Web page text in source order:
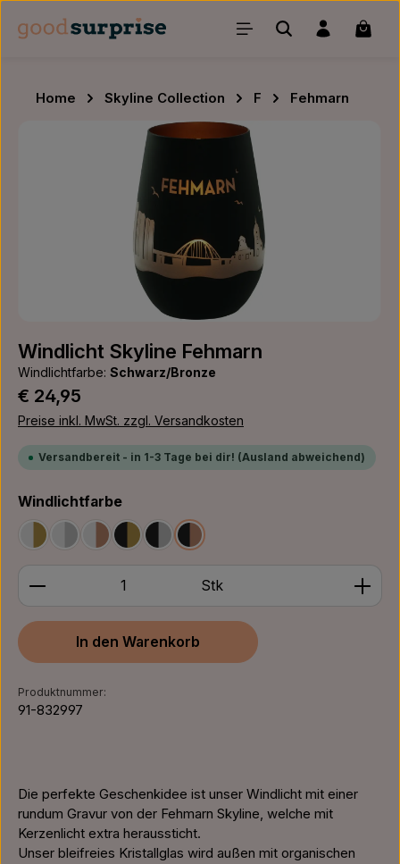
Zum Hauptinhalt springen
Home Skyline Collection F
Fehmarn
Bildergalerie überspringen
Windlicht Skyline Fehmarn
Windlichtfarbe: Schwarz/Bronze
Regulärer Preis:
€ 24,95
Preise inkl. MwSt. zzgl. Versandkosten
Versandbereit - in 1-3 Tage bei dir! (Ausland abweichend)
Windlichtfarbeauswählen
Weiß/GoldWeiß/Silber
Weiß/Bronze
Schwarz/Gold
Schwarz/Silber
Schwarz/Bronze
Produkt Anzahl: Gib den gewünschten Wert ein
Stk
In den Warenkorb
Produktnummer:
91-832997
Die perfekte Geschenkidee ist unser Windlicht mit einer
rundum Gravur von der Fehmarn Skyline, welche mit
Kerzenlicht extra heraussticht.
Unser bleifreies Kristallglas wird außen mit organischen